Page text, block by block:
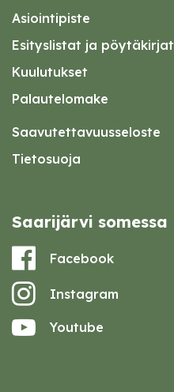
Asiointipiste
Esityslistat ja pöytäkirjat
Kuulutukset
Palautelomake
Saavutettavuusseloste
Tietosuoja
Saarijärvi somessa
Facebook
Instagram
Youtube